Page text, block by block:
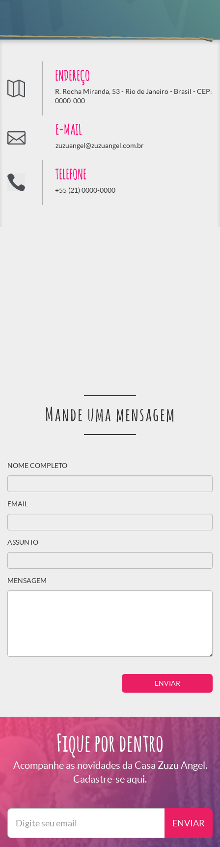
ENDEREÇO
R. Rocha Miranda, 53 - Rio de Janeiro - Brasil - CEP:
0000-000
E-MAIL
zuzuangel@zuzuangel.com.br
TELEFONE
+55 (21) 0000-0000
Mande uma mensagem
NOME COMPLETO
EMAIL
ASSUNTO
MENSAGEM
Fique por dentro
Acompanhe as novidades da Casa Zuzu Angel.
Cadastre-se aqui.
ENVIAR